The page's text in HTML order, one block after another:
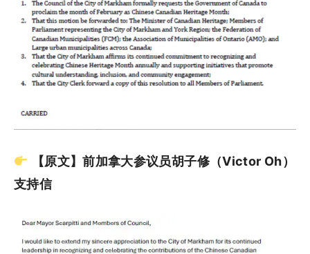
【原文】前加拿大参议员胡子修（Victor Oh）
支持信